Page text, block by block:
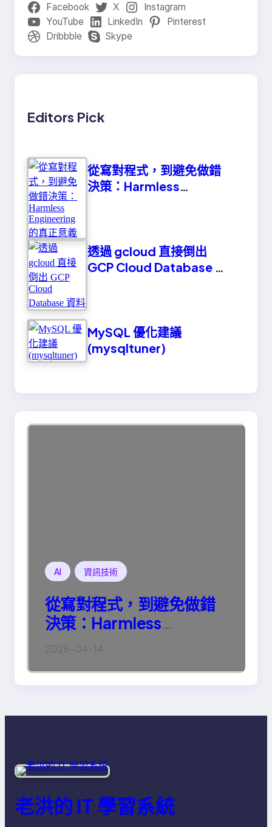
Facebook X
Instagram
YouTube
LinkedIn
Pinterest
Dribbble
Skype
Editors Pick
從寫對程式，到避免做錯
決策：Harmless
透過 gcloud 直接倒出
GCP Cloud Database 資
MySQL 優化建議
(mysqltuner)
AI 資訊技術
從寫對程式，到避免做錯
決策：Harmless
Engineering 的真正意義
2026-04-14
老洪的 IT 學習系統